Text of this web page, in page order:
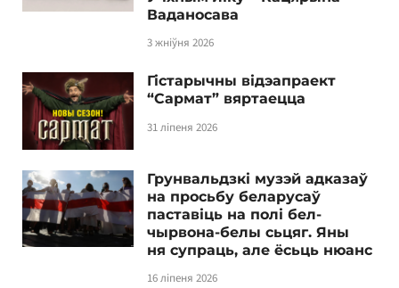
Ваданосава
3 жніўня 2026
Гістарычны відэапраект
“Сармат” вяртаецца
31 ліпеня 2026
Грунвальдзкі музэй адказаў
на просьбу беларусаў
паставіць на полі бел-
чырвона-белы сьцяг. Яны
ня супраць, але ёсьць нюанс
16 ліпеня 2026